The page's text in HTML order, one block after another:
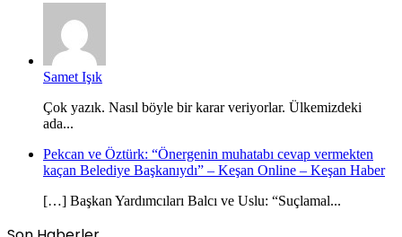
Samet Işık
Çok yazık. Nasıl böyle bir karar veriyorlar. Ülkemizdeki
ada...
Pekcan ve Öztürk: “Önergenin muhatabı cevap vermekten
kaçan Belediye Başkanıydı” – Keşan Online – Keşan Haber
[…] Başkan Yardımcıları Balcı ve Uslu: “Suçlamal...